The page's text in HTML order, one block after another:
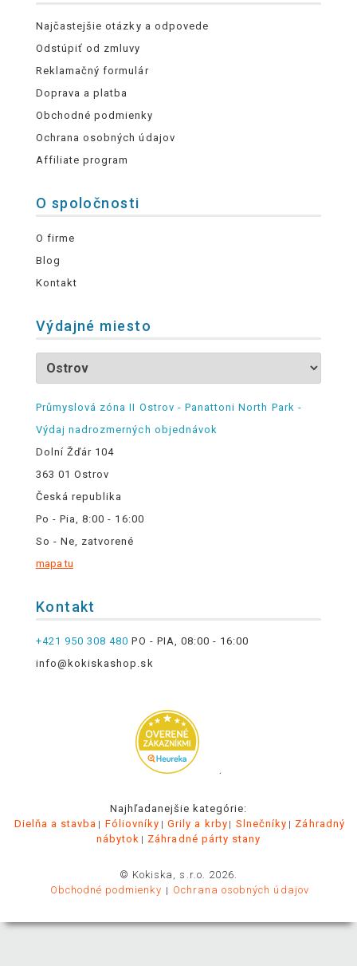
Najčastejšie otázky a odpovede
Odstúpiť od zmluvy
Reklamačný formulár
Doprava a platba
Obchodné podmienky
Ochrana osobných údajov
Affiliate program
O spoločnosti
O firme
Blog
Kontakt
Výdajné miesto
Průmyslová zóna II Ostrov - Panattoni North Park -
Výdaj nadrozmerných objednávok
Dolní Žďár 104
363 01 Ostrov
Česká republika
Po - Pia, 8:00 - 16:00
So - Ne, zatvorené
mapa tu
Kontakt
+421 950 308 480 PO - PIA, 08:00 - 16:00
info@kokiskashop.sk
.
Najhľadanejšie kategórie:
Dielňa a stavba
Fóliovníky Grily a krby Slnečníky
Záhradný
nábytok
Záhradné párty stany
© Kokiska, s.r.o. 2026.
Obchodné podmienky
Ochrana osobných údajov